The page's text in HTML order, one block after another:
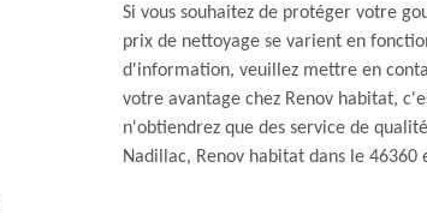
Si vous souhaitez de protéger votre
prix de nettoyage se varient en
d'information, veuillez mettre en
votre avantage chez Renov habitat,
n'obtiendrez que des service de
Nadillac, Renov habitat dans le 46360